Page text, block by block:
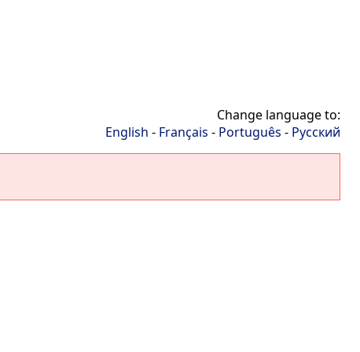
Change language to:
English - Français - Português - Русский